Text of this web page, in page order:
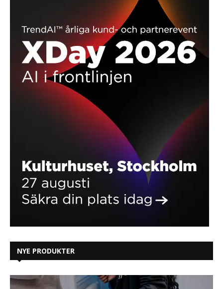
NYE PRODUKTER